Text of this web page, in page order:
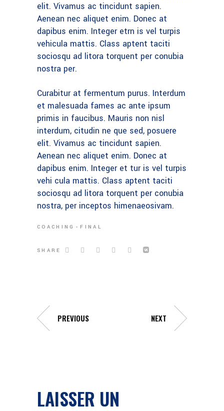
elit. Vivamus ac tincidunt sapien.
Aenean nec aliquet enim. Donec at
dapibus enim. Integer etrn is vel turpis
vehicula mattis. Class aptent taciti
sociosqu ad litora torquent per conubia
nostra per.
Curabitur at fermentum purus. Interdum
et malesuada fames ac ante ipsum
primis in faucibus. Mauris non nisl
interdum, citudin ne que sed, posuere
elit. Vivamus ac tincidunt sapien.
Aenean nec aliquet enim. Donec at
dapibus enim. Integer et tur is vel turpis
vehi cula mattis. Class aptent taciti
sociosqu ad litora torquent per conubia
nostra, per inceptos himenaeosivam.
COACHING FINAL
SHARE
PREVIOUS NEXT
LAISSER UN